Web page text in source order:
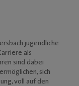
jugendliche
als
sind dabei
sich
voll auf den